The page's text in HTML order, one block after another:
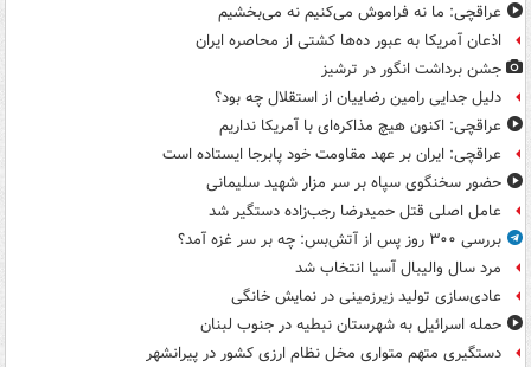
عراقچی: ما نه فراموش می‌کنیم نه می‌بخشیم
اذعان آمریکا به عبور ده‌ها کشتی از محاصره ایران
جشن برداشت انگور در ترشیز
دلیل جدایی رامین رضاییان از استقلال چه بود؟
عراقچی: اکنون هیچ مذاکره‌ای با آمریکا نداریم
عراقچی: ایران بر عهد مقاومت خود پابرجا ایستاده است
حضور سخنگوی سپاه بر سر مزار شهید سلیمانی
عامل اصلی قتل حمیدرضا رجب‌زاده دستگیر شد
بررسی ۳۰۰ روز پس از آتش‌بس: چه بر سر غزه آمد؟
مرد سال والیبال آسیا انتخاب شد
عادی‌سازی تولید زیرزمینی در نمایش خانگی
حمله اسرائیل به شهرستان نبطیه در جنوب لبنان
دستگیری متهم متواری مخل نظام ارزی کشور در پیرانشهر